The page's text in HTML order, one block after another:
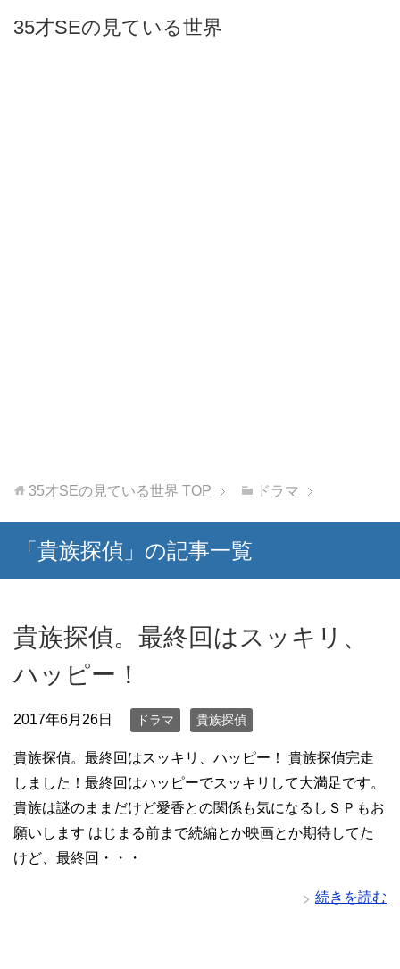
35才SEの見ている世界
35才SEの見ている世界 TOP ドラマ
「貴族探偵」の記事一覧
貴族探偵。最終回はスッキリ、
ハッピー！
2017年6月26日 ドラマ 貴族探偵
貴族探偵。最終回はスッキリ、ハッピー！ 貴族探偵完走
しました！最終回はハッピーでスッキリして大満足です。
貴族は謎のままだけど愛香との関係も気になるしＳＰもお
願いします はじまる前まで続編とか映画とか期待してた
けど、最終回・・・
続きを読む